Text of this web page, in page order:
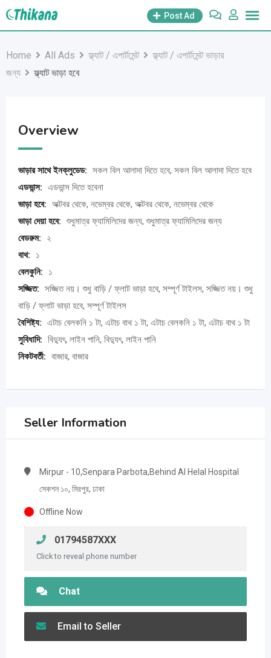
Skip
Post Ad
Home All Ads ফ্ল্যাট / এপার্টমেন্ট
ফ্ল্যাট / এপার্টমেন্ট ভাড়ার
জন্য
ফ্ল্যাট ভাড়া হবে
Overview
ভাড়ার সাথে ইনক্লুডেড: সকল বিল আলাদা দিতে হবে, সকল বিল আলাদা দিতে হবে
এডভান্স: এডভান্স দিতে হবেনা
ভাড়া হবে: অক্টবর থেকে, নভেম্বর থেকে, অক্টবর থেকে, নভেম্বর থেকে
ভাড়া দেয়া হবে: শুধুমাত্র ফ্যামিলিদের জন্য, শুধুমাত্র ফ্যামিলিদের জন্য
বেডরুম:
২
বাথ:
১
বেলকুনি:
১
সজ্জিত: সজ্জিত নয়। শুধু বাড়ি / ফ্লাট ভাড়া হবে, সম্পূর্ণ টাইলস, সজ্জিত নয়। শুধু
বাড়ি / ফ্লাট ভাড়া হবে, সম্পূর্ণ টাইলস
বৈশিষ্ট্য: এটাচ বেলকনি ১ টা, এটাচ বাথ ১ টা, এটাচ বেলকনি ১ টা, এটাচ বাথ ১ টা
সুবিধাদি: বিদ্যুৎ, লাইন পানি, বিদ্যুৎ, লাইন পানি
নিকটবর্তী: বাজার, বাজার
Seller Information
Mirpur - 10,Senpara Parbota,Behind Al Helal Hospital
সেকশন ১০, মিরপুর, ঢাকা
Offline Now
01794587XXX
Click to reveal phone number
Chat
Email to Seller